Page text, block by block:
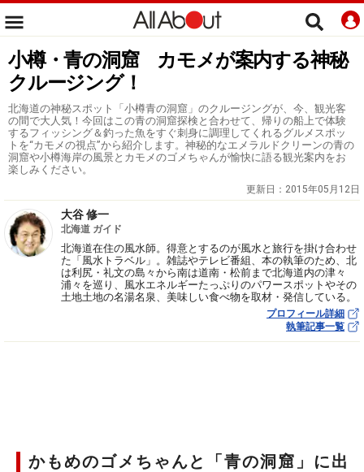
小樽・青の洞窟 カモメが案内する神秘
クルージング！
北海道の神秘スポット「小樽青の洞窟」のクルージングが、今、観光客
の間で大人気！今回はこの青の洞窟探検と合わせて、帰りの船上で体験
するフィッシング＆釣った魚をすぐ刺身に調理してくれるグルメスポッ
トを“カモメの視点”から紹介します。神秘的なエメラルドクリーンの青の
洞窟や小樽海岸の風景とカモメのゴメちゃんが愉快に語る観光案内をお
楽しみください。
更新日： 2015年05月12日
大谷 修一
北海道 ガイド
北海道在住の風水師。得意とするのが風水と旅行を掛け合わせ
た「風水トラベル」。雑誌やテレビ番組、本の執筆のため、北
は利尻・礼文の島々から南は道南・松前まで北海道内の津々
浦々を巡り、風水エネルギーたっぷりのパワースポットやその
土地土地の名湯名泉、美味しい食べ物を取材・発信している。
プロフィール詳細
執筆記事一覧
かもめのゴメちゃんと「青の洞窟」に出